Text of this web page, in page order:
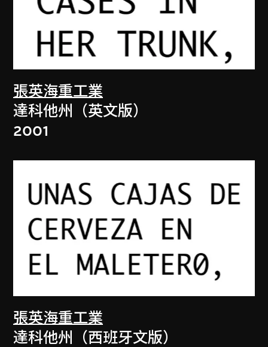
張英海重工業
達科他州（英文版）
2001
張英海重工業
達科他州（西班牙文版）